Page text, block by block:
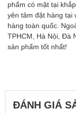
phẩm có mặt tại
yên tâm đặt hàng tại
hàng toàn quốc.
TPHCM, Hà Nội, Đà
sản phẩm tốt nhất!
ĐÁNH GIÁ